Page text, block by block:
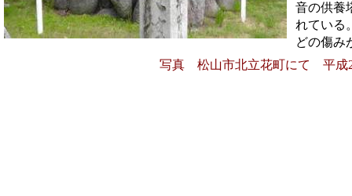
音の供養
れている
どの傷み
写真 松山市北立花町にて 平成